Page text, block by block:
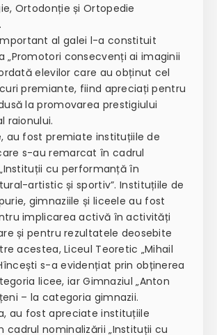
Ortodonție și Ortopedie
al galei l-a constituit
„Promotori consecvenți ai imaginii
elevilor care au obținut cel
premiante, fiind apreciați pentru
la promovarea prestigiului
raionului.
au fost premiate instituțiile de
s-au remarcat în cadrul
cu performanță în
artistic și sportiv”. Instituțiile de
gimnaziile și liceele au fost
implicarea activă în activități
și pentru rezultatele deosebite
acestea, Liceul Teoretic „Mihail
s-a evidențiat prin obținerea
licee, iar Gimnaziul „Anton
– la categoria gimnazii.
au fost apreciate instituțiile
cadrul nominalizării „Instituții cu